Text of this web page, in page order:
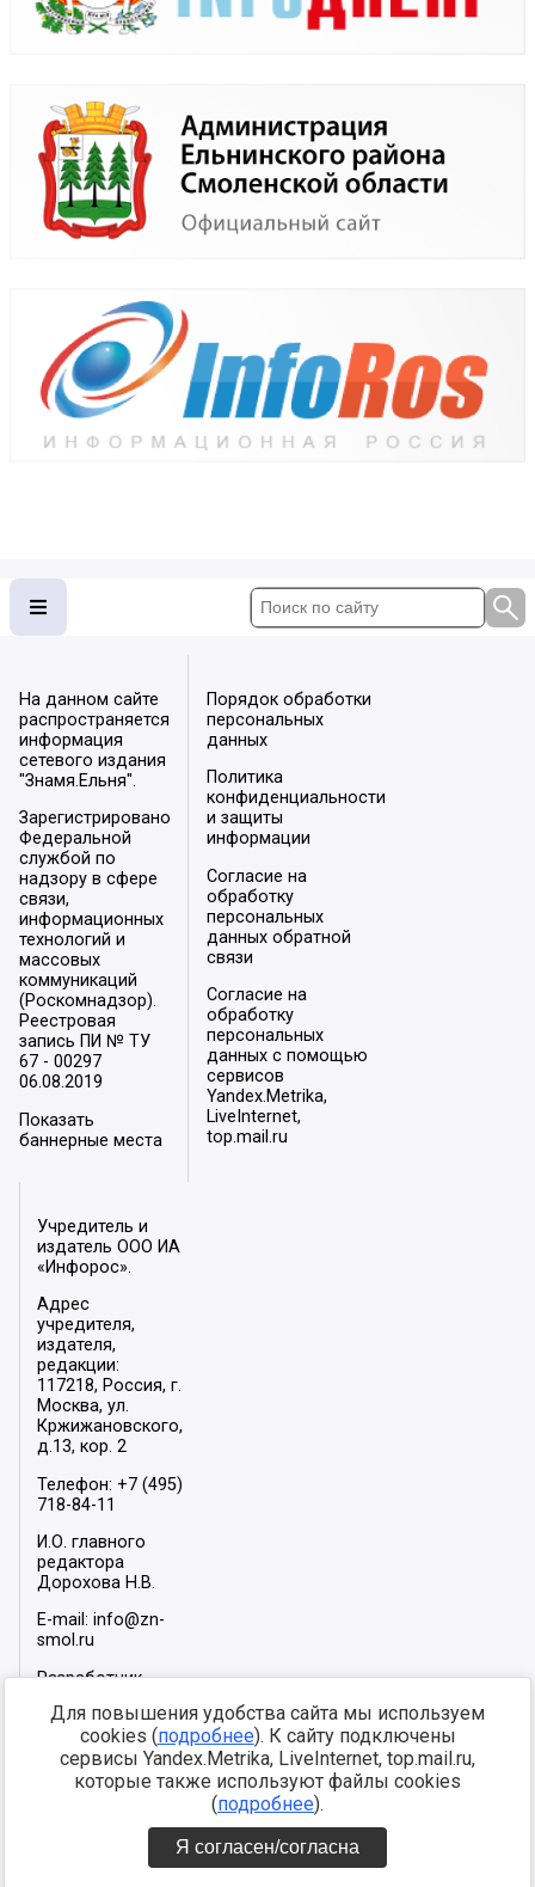
На данном сайте
распространяется
информация
сетевого издания
"Знамя.Ельня".
Зарегистрировано
Федеральной
службой по
надзору в сфере
связи,
информационных
технологий и
массовых
коммуникаций
(Роскомнадзор).
Реестровая
запись ПИ № ТУ
67 - 00297
06.08.2019
Показать
баннерные места
Порядок обработки
персональных
данных
Политика
конфиденциальности
и защиты
информации
Согласие на
обработку
персональных
данных обратной
связи
Согласие на
обработку
персональных
данных с помощью
сервисов
Yandex.Metrika,
LiveInternet,
top.mail.ru
Учредитель и
издатель ООО ИА
«Инфорос».
Адрес
учредителя,
издателя,
редакции:
117218, Россия, г.
Москва, ул.
Кржижановского,
д.13, кор. 2
Телефон: +7 (495)
718-84-11
И.О. главного
редактора
Дорохова Н.В.
E-mail: info@zn-
smol.ru
Разработчик
2026
Мы в социальных
сетях:
Для повышения удобства сайта мы используем
cookies (подробнее). К сайту подключены
сервисы Yandex.Metrika, LiveInternet, top.mail.ru,
которые также используют файлы cookies
(подробнее).
Я согласен/согласна